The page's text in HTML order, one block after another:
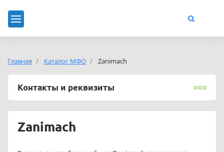
Главная Каталог МФО Zanimach
Контакты и реквизиты
Zanimach